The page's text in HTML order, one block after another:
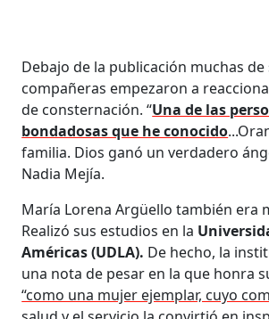
Debajo de la publicación muchas de
compañeras empezaron a
de consternación. “Una de las
bondadosas que he conocido
familia. Dios ganó un verdadero
Nadia Mejía.
María Lorena Argüello también era
Realizó sus estudios en la
Américas (UDLA). De hecho, la
una nota de pesar en la que honra
“como una mujer ejemplar, cuyo